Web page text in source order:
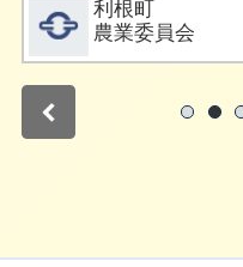
詳細をみる
利根町
農業委員会